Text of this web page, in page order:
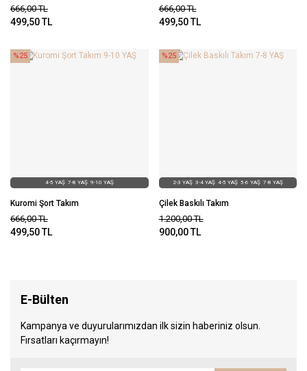
666,00TL
499,50TL
666,00TL
499,50TL
%25
4-5 YAŞ 7-8 YAŞ 9-10 YAŞ
Kuromi Şort Takım
666,00TL
499,50TL
%25
2-3 YAŞ 3-4 YAŞ 4-5 YAŞ 5-6 YAŞ 7-8 YAŞ
Çilek Baskılı Takım
1.200,00TL
900,00TL
E-Bülten
Kampanya ve duyurularımızdan ilk sizin haberiniz olsun.
Fırsatları kaçırmayın!